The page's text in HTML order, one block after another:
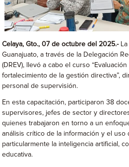
Celaya, Gto., 07 de octubre del 2025.-La
Guanajuato, a través de la Delegación
(DREV), llevó a cabo el curso
fortalecimiento de la gestión directiva”,
personal de supervisión.
En esta capacitación, participaron 38
supervisores, jefes de sector y
quienes trabajaron en torno a un
análisis crítico de la información y el uso
particularmente la inteligencia artificial,
educativa.